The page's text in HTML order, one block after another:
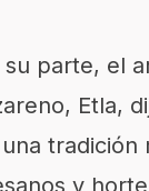
su parte, el
Etla,
una
y